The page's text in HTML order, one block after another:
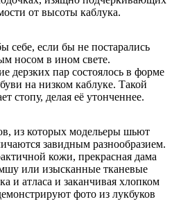
от высоты каблука.
себе, если бы не постарались
носом в ином свете.
дерзких пар состоялось в форме
на низком каблуке. Такой
стопу, делая её утонченнее.
из которых модельеры шьют
завидным разнообразием.
кожи, прекрасная дама
или изысканные тканевые
и атласа и заканчивая хлопком
фото из лукбуков